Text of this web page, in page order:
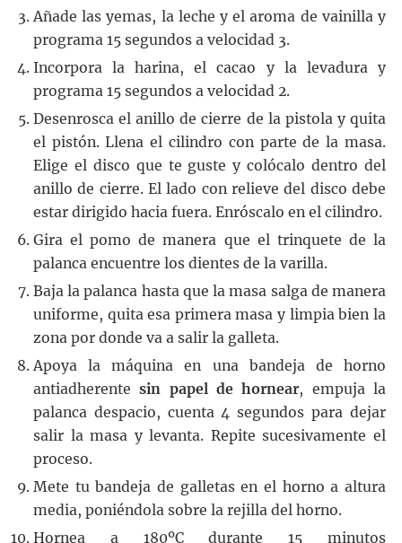
Añade las yemas, la leche y el aroma de vainilla y
programa 15 segundos a velocidad 3.
Incorpora la harina, el cacao y la levadura y
programa 15 segundos a velocidad 2.
Desenrosca el anillo de cierre de la pistola y quita
el pistón. Llena el cilindro con parte de la masa.
Elige el disco que te guste y colócalo dentro del
anillo de cierre. El lado con relieve del disco debe
estar dirigido hacia fuera. Enróscalo en el cilindro.
Gira el pomo de manera que el trinquete de la
palanca encuentre los dientes de la varilla.
Baja la palanca hasta que la masa salga de manera
uniforme, quita esa primera masa y limpia bien la
zona por donde va a salir la galleta.
Apoya la máquina en una bandeja de horno
antiadherentesin papel de hornear, empuja la
palanca despacio, cuenta 4 segundos para dejar
salir la masa y levanta. Repite sucesivamente el
proceso.
Mete tu bandeja de galletas en el horno a altura
media, poniéndola sobre la rejilla del horno.
Hornea a 180ºC durante 15 minutos